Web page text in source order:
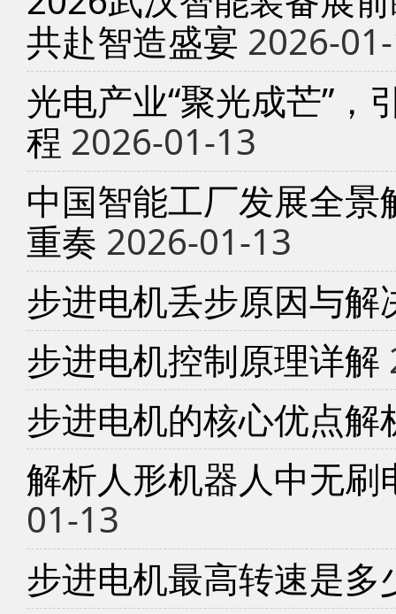
共赴智造盛宴 2026-
光电产业“聚光成芒”，
程 2026-01-13
中国智能工厂发展全
重奏 2026-01-13
步进电机丢步原因与解
步进电机控制原理详解
步进电机的核心优点解
解析人形机器人中无
01-13
步进电机最高转速是多